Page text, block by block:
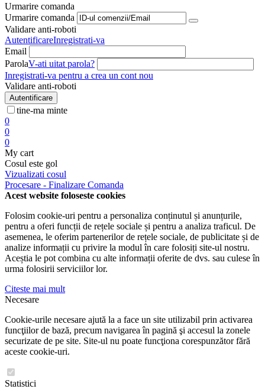
Urmarire comanda
Urmarire comanda
Validare anti-roboti
AutentificareInregistrati-va
Email
ParolaV-ati uitat parola?
Inregistrati-va pentru a crea un cont nou
Validare anti-roboti
Autentificare
tine-ma minte
0
0
0
My cart
Cosul este gol
Vizualizati cosul
Procesare - Finalizare Comanda
Acest website foloseste cookies
Folosim cookie-uri pentru a personaliza conținutul și anunțurile,
pentru a oferi funcții de rețele sociale și pentru a analiza traficul. De
asemenea, le oferim partenerilor de rețele sociale, de publicitate și de
analize informații cu privire la modul în care folosiți site-ul nostru.
Aceștia le pot combina cu alte informații oferite de dvs. sau culese în
urma folosirii serviciilor lor.
Citeste mai mult
Necesare
Cookie-urile necesare ajută la a face un site utilizabil prin activarea
funcţiilor de bază, precum navigarea în pagină şi accesul la zonele
securizate de pe site. Site-ul nu poate funcţiona corespunzător fără
aceste cookie-uri.
Statistici